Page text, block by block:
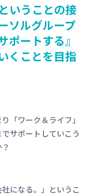
いうことの接
ソルグループ
ポートする』
くことを目指
「ワーク＆ライフ」
サポートしていこう
になる。」というこ